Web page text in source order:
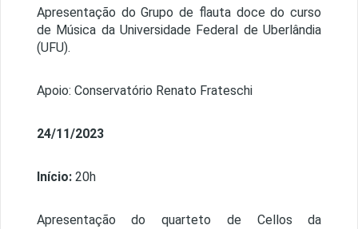
Apresentação do Grupo de flauta doce do curso
de Música da Universidade Federal de Uberlândia
(UFU).
Apoio: Conservatório Renato Frateschi
24/11/2023
Início:20h
Apresentação do quarteto de Cellos da